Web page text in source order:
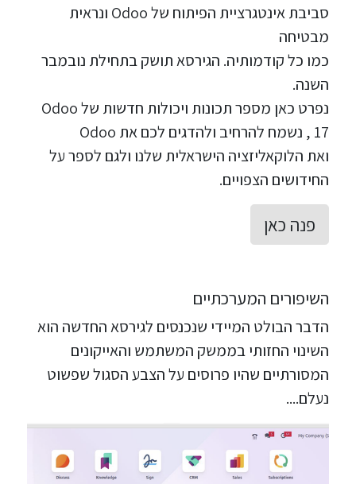
סביבת אינטגרציית הפיתוח של Odoo ונראית
מבטיחה
כמו כל קודמותיה. הגירסא תושק בתחילת נובמבר
השנה.
נפרט כאן מספר תכונות ויכולות חדשות של Odoo
17 , נשמח להרחיב ולהדגים לכם את Odoo
ואת הלוקאליזציה הישראלית שלנו ולגם לספר על
החידושים הצפויים.
פנה כאן
השיפורים המערכתיים
הדבר הבולט המיידי שנכנסים לגירסא החדשה הוא
השינוי החזותי בממשק המשתמש והאייקונים
המסורתיים שהיו פרוסים על הצבע הסגול שפשוט
נעלם....